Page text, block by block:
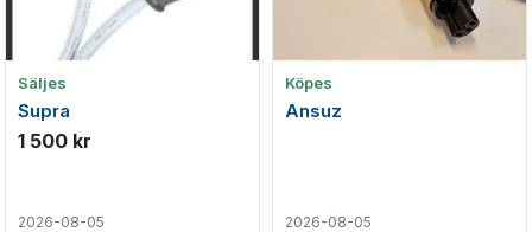
Säljes
Supra
1 500 kr
2026-08-05
Köpes
Ansuz
2026-08-05